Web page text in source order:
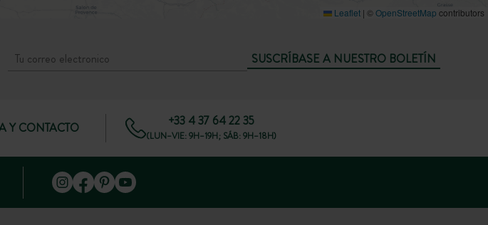
Leaflet | ©OpenStreetMap contributors
SUSCRÍBASE A NUESTRO BOLETÍN
Y CONTACTO +33 4 37 64 22 35
(LUN–VIE: 9H–19H; SÁB: 9H–18H)